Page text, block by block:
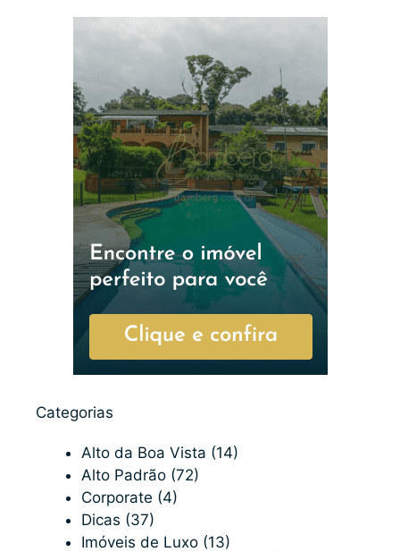
Categorias
Alto da Boa Vista (14)
Alto Padrão (72)
Corporate (4)
Dicas (37)
Imóveis de Luxo (13)